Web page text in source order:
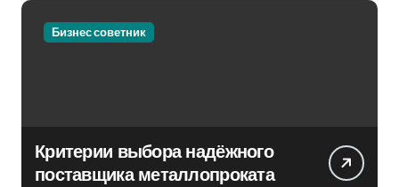
Бизнес советник
Критерии выбора надёжного
поставщика металлопроката